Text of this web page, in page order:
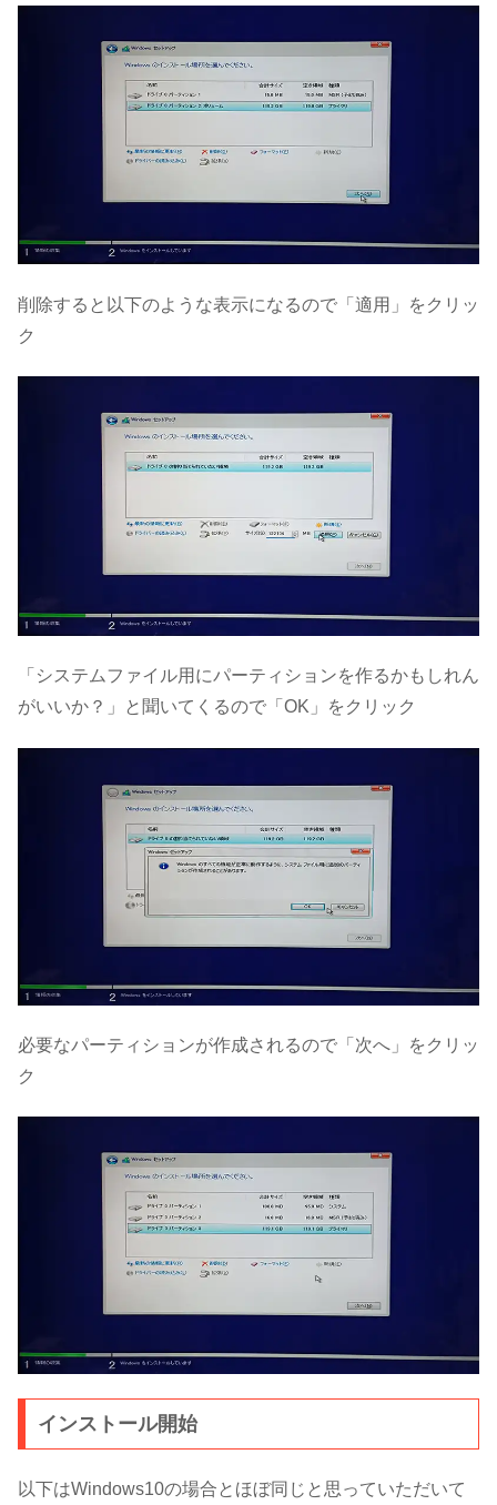
削除すると以下のような表示になるので「適用」をクリッ
ク
「システムファイル用にパーティションを作るかもしれん
がいいか？」と聞いてくるので「OK」をクリック
必要なパーティションが作成されるので「次へ」をクリッ
ク
インストール開始
以下はWindows10の場合とほぼ同じと思っていただいて